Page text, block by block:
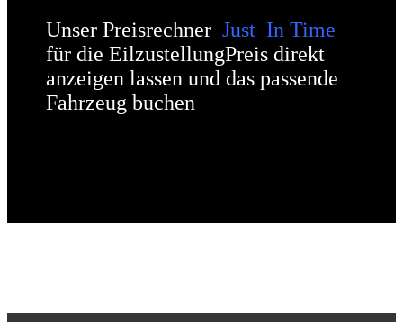
Unser Preisrechner Just In Time
für die EilzustellungPreis direkt
anzeigen lassen und das passende
Fahrzeug buchen